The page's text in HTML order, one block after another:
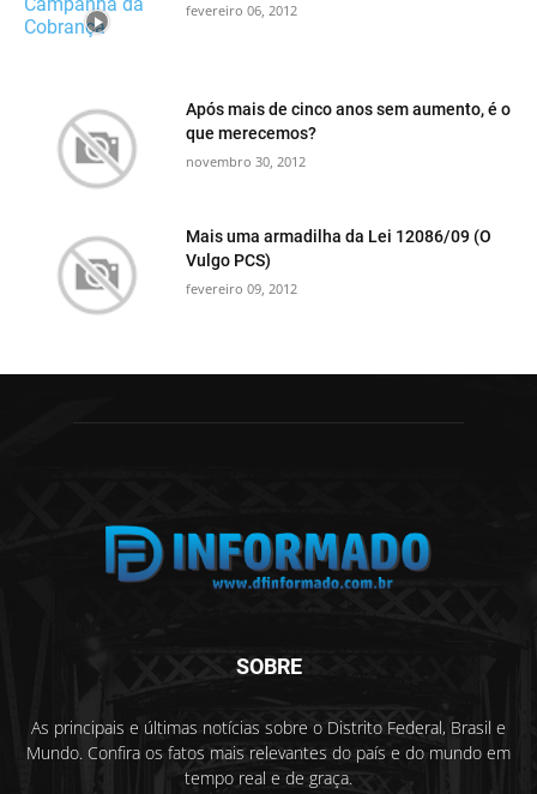
fevereiro 06, 2012
Após mais de cinco anos sem aumento, é o
que merecemos?
novembro 30, 2012
Mais uma armadilha da Lei 12086/09 (O
Vulgo PCS)
fevereiro 09, 2012
SOBRE
As principais e últimas notícias sobre o Distrito Federal, Brasil e
Mundo. Confira os fatos mais relevantes do país e do mundo em
tempo real e de graça.